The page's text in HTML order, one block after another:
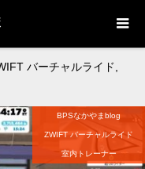
バーチャルライド
BPSなかやまblog
ZWIFT バーチャルライド
室内トレーナー